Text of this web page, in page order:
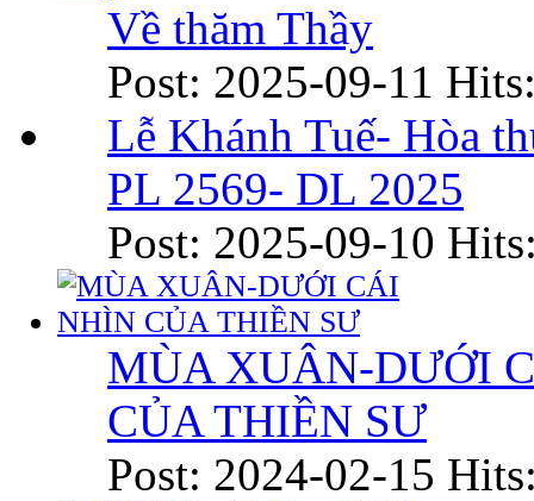
Về thăm Thầy
Post: 2025-09-11
Lễ Khánh Tuế- Hòa
PL 2569- DL 2025
Post: 2025-09-10
MÙA XUÂN-DƯỚI
CỦA THIỀN SƯ
Post: 2024-02-15